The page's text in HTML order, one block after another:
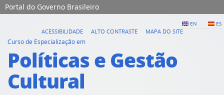
Portal do Governo Brasileiro
EN ES
ACESSIBILIDADE ALTO CONTRASTE
MAPA DO SITE
Curso de Especialização em
Políticas e Gestão
Cultural